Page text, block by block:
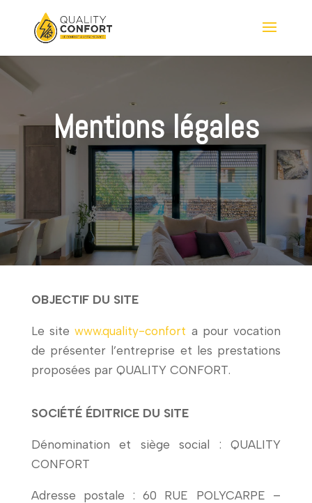
Mentions légales
OBJECTIF DU SITE
Le sitewww.quality-confort a pour vocation
de présenter l’entreprise et les prestations
proposées par QUALITY CONFORT.
SOCIÉTÉ ÉDITRICE DU SITE
Dénomination et siège social : QUALITY
CONFORT
Adresse postale : 60 RUE POLYCARPE –